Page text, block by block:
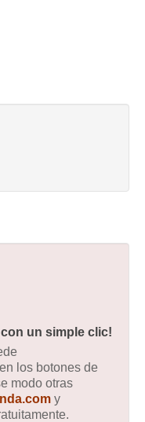
un simple clic!
los botones de
modo otras
y